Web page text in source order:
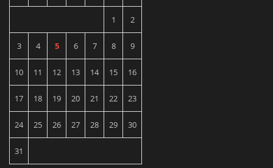
1 2
3 4 5 6 7 8 9
10 11 12 13 14 15 16
17 18 19 20 21 22 23
24 25 26 27 28 29 30
31